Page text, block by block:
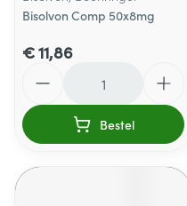
Bisolvon Comp 50x8mg
€ 11,86
Bestel